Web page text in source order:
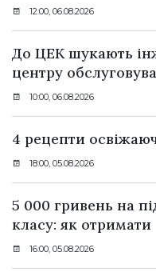
12:00, 06.08.2026
До ЦЕК шукають
центру
10:00, 06.08.2026
4 рецепти
18:00, 05.08.2026
5 000 гривень на
класу: як отримати
16:00, 05.08.2026